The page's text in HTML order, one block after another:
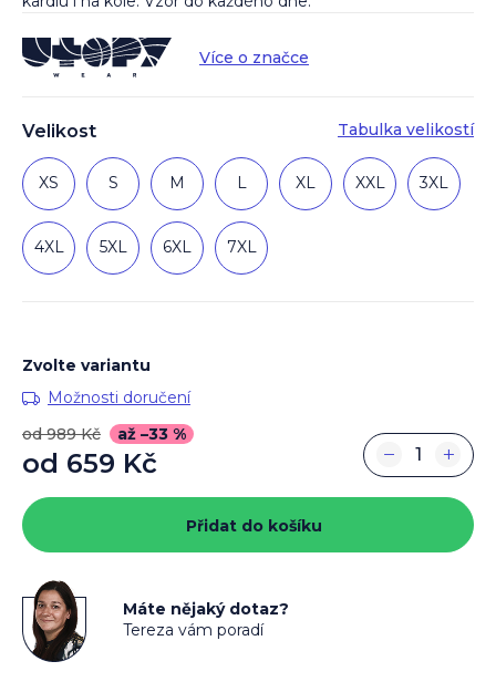
Velikost Tabulka velikostí
XS S M L XL XXL 3XL
4XL 5XL 6XL 7XL
Více o značce
Zvolte variantu
Možnosti doručení
od 989 Kč
až –33 %
od 659 Kč
cena:
+
−
Přidat do košíku
Máte nějaký dotaz?
Tereza vám poradí